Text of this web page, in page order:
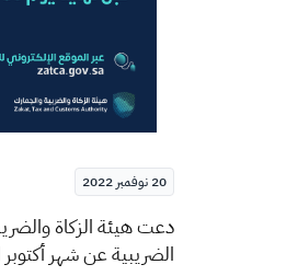
20 نوفمبر 2022
الضريبية عن شهر أكتوبر الماضي،